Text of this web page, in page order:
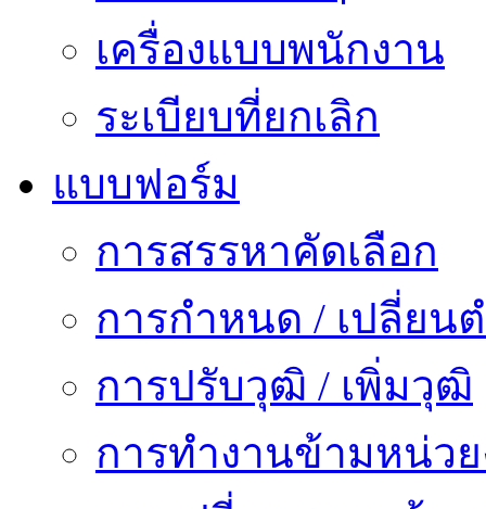
เครื่องแบบพนักงาน
ระเบียบที่ยกเลิก
แบบฟอร์ม
การสรรหาคัดเลือก
การกำหนด / เปลี่ยน
การปรับวุฒิ / เพิ่มวุฒิ
การทำงานข้ามหน่ว